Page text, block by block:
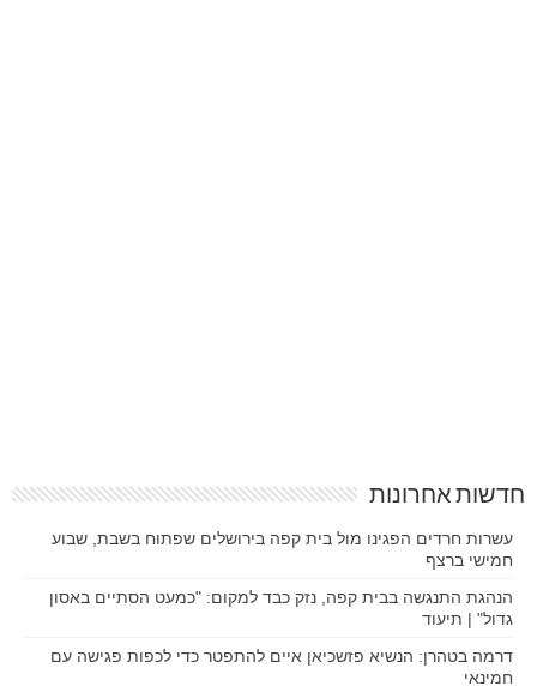
חדשות אחרונות
עשרות חרדים הפגינו מול בית קפה בירושלים שפתוח בשבת, שבוע
חמישי ברצף
הנהגת התנגשה בבית קפה, נזק כבד למקום: "כמעט הסתיים באסון
גדול" | תיעוד
דרמה בטהרן: הנשיא פזשכיאן איים להתפטר כדי לכפות פגישה עם
חמינאי